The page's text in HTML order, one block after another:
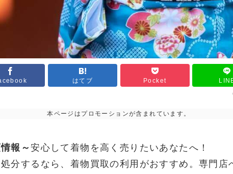
はてブ Pocket
本ページはプロモーションが含まれています。
報～安心して着物を高く売りたいあなたへ！
分するなら、着物買取の利用がおすすめ。専門店